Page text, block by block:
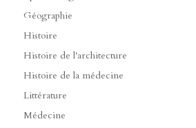
Géographie
Histoire
Histoire de l'architecture
Histoire de la médecine
Littérature
Médecine